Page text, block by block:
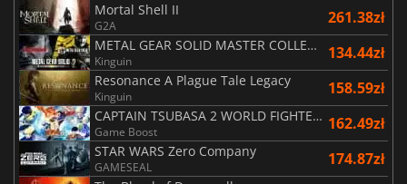
Mortal Shell II
G2A 261.38zł
METAL GEAR SOLID MASTER COLLECTION Vol.2
Kinguin 134.44zł
Resonance A Plague Tale Legacy
Kinguin 158.59zł
CAPTAIN TSUBASA 2 WORLD FIGHTERS
Game Boost 162.49zł
STAR WARS Zero Company
GAMESEAL 174.87zł